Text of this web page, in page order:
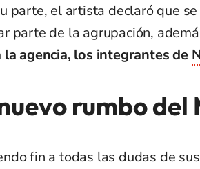
parte, el artista declaró que
parte de la agrupación,
la agencia, los integrantes de
rumbo del
fin a todas las dudas de